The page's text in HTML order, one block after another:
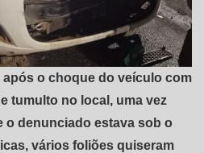
o choque do veículo com
tumulto no local, uma vez
o denunciado estava sob o
vários foliões quiseram